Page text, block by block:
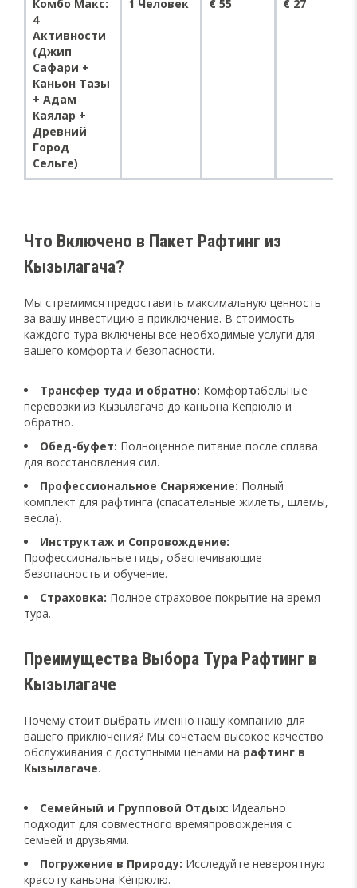
Комбо Макс:
4
Активности
(Джип
Сафари +
Каньон Тазы
+ Адам
Каялар +
Древний
Город
Сельге)
1 Человек € 55 € 27
Что Включено в Пакет Рафтинг из
Кызылагача?
Мы стремимся предоставить максимальную ценность
за вашу инвестицию в приключение. В стоимость
каждого тура включены все необходимые услуги для
вашего комфорта и безопасности.
Трансфер туда и обратно: Комфортабельные
перевозки из Кызылагача до каньона Кёпрюлю и
обратно.
Обед-буфет: Полноценное питание после сплава
для восстановления сил.
Профессиональное Снаряжение: Полный
комплект для рафтинга (спасательные жилеты, шлемы,
весла).
Инструктаж и Сопровождение:
Профессиональные гиды, обеспечивающие
безопасность и обучение.
Страховка: Полное страховое покрытие на время
тура.
Преимущества Выбора Тура Рафтинг в
Кызылагаче
Почему стоит выбрать именно нашу компанию для
вашего приключения? Мы сочетаем высокое качество
обслуживания с доступными ценами на рафтинг в
Кызылагаче.
Семейный и Групповой Отдых: Идеально
подходит для совместного времяпровождения с
семьей и друзьями.
Погружение в Природу: Исследуйте невероятную
красоту каньона Кёпрюлю.